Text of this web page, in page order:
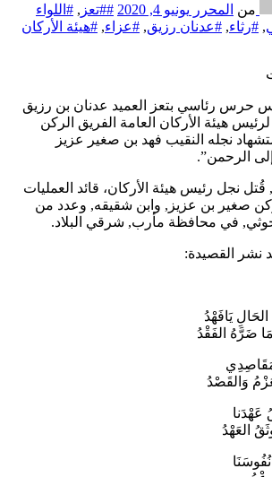
من المحرر يونيو 4, 2020 ##تعز , #اللواء
, #رثاء, #عدنان رزيق, #عزاء, #هيئة الأركان
حرس رئاسي بتعز العميد عدنان بن رزيق
هيئة الأركان العامة الفريق الركن
نجله النقيب فهد بن صغير عزيز
الرحمن”.
قُتل نجل رئيس هيئة الأركان، قائد العمليات
صغير بن عزيز, وابن شقيقه, وعدد من
في محافظة مأرب, شرقي البلاد.
نشر القصيدة:
يَافَهْدُ
ضَرَّهُ الفَقْدُ
مَقَاصِدِي
وَالقَصْدُ
عَهْدَنا
العَهْدُ
نُفُوسَنَا